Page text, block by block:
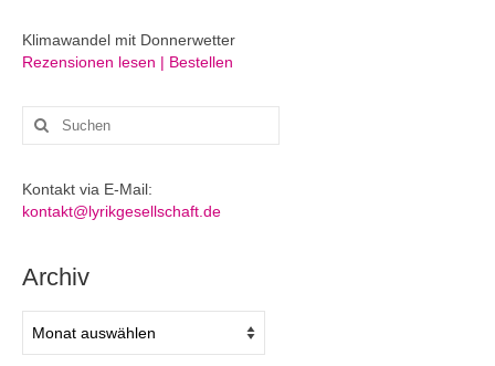
Klimawandel mit Donnerwetter
Rezensionen lesen | Bestellen
Suchen
nach:
Kontakt via E-Mail:
kontakt@lyrikgesellschaft.de
Archiv